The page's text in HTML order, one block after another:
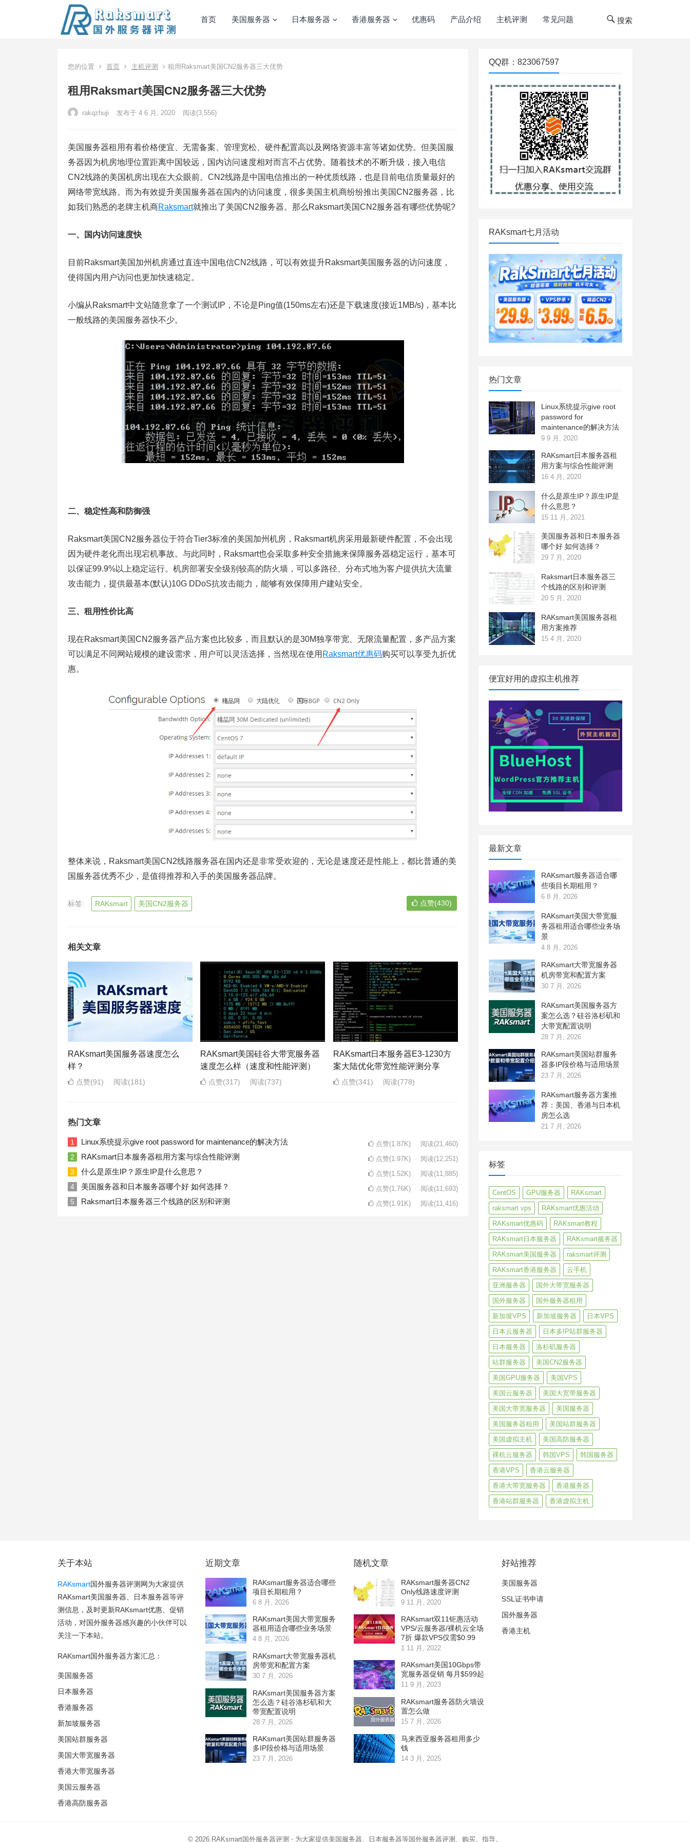
首页 美国服务器 日本服务器 香港服务器 优惠码 产品介绍 主机评测 常见问题 搜索
您的位置 首页 主机评测 租用Raksmart美国CN2服务器三大优势
租用Raksmart美国CN2服务器三大优势
rakqzhuji 发布于 4 6 月, 2020 阅读(3,556)
美国服务器租用有着价格便宜、无需备案、管理宽松、硬件配置高以及网络资源丰富等诸如优势。但美国服
务器因为机房地理位置距离中国较远，国内访问速度相对而言不占优势。随着技术的不断升级，接入电信
CN2线路的美国机房出现在大众眼前。CN2线路是中国电信推出的一种优质线路，也是目前电信质量最好的
网络带宽线路。而为有效提升美国服务器在国内的访问速度，很多美国主机商纷纷推出美国CN2服务器，比
如我们熟悉的老牌主机商Raksmart就推出了美国CN2服务器。那么Raksmart美国CN2服务器有哪些优势呢?
一、国内访问速度快
目前Raksmart美国加州机房通过直连中国电信CN2线路，可以有效提升Raksmart美国服务器的访问速度，
使得国内用户访问也更加快速稳定。
小编从Raksmart中文站随意拿了一个测试IP，不论是Ping值(150ms左右)还是下载速度(接近1MB/s)，基本比
一般线路的美国服务器快不少。
二、稳定性高和防御强
Raksmart美国CN2服务器位于符合Tier3标准的美国加州机房，Raksmart机房采用最新硬件配置，不会出现
因为硬件老化而出现宕机事故。与此同时，Raksmart也会采取多种安全措施来保障服务器稳定运行，基本可
以保证99.9%以上稳定运行。机房部署安全级别较高的防火墙，可以多路径、分布式地为客户提供抗大流量
攻击能力，提供最基本(默认)10G DDoS抗攻击能力，能够有效保障用户建站安全。
三、租用性价比高
现在Raksmart美国CN2服务器产品方案也比较多，而且默认的是30M独享带宽、无限流量配置，多产品方案
可以满足不同网站规模的建设需求，用户可以灵活选择，当然现在使用 Raksmart优惠码购买可以享受九折优
惠。
整体来说，Raksmart美国CN2线路服务器在国内还是非常受欢迎的，无论是速度还是性能上，都比普通的美
国服务器优秀不少，是值得推荐和入手的美国服务器品牌。
标签: RAKsmart 美国CN2服务器 点赞(430)
相关文章
RAKsmart美国服务器速度怎么
样？
点赞(91) 阅读(181)
RAKsmart美国硅谷大带宽服务器
速度怎么样（速度和性能评测）
点赞(317) 阅读(737)
RAKsmart日本服务器E3-1230方
案大陆优化带宽性能评测分享
点赞(341) 阅读(778)
热门文章
1 Linux系统提示give root password for maintenance的解决方法 点赞(1.87K) 阅读(21,460)
2 RAKsmart日本服务器租用方案与综合性能评测 点赞(1.97K) 阅读(12,251)
3 什么是原生IP？原生IP是什么意思？ 点赞(1.52K) 阅读(11,885)
4 美国服务器和日本服务器哪个好 如何选择？ 点赞(1.76K) 阅读(11,693)
5 Raksmart日本服务器三个线路的区别和评测 点赞(1.91K) 阅读(11,416)
QQ群：823067597
RAKsmart七月活动
热门文章
Linux系统提示give root
password for
maintenance的解决方法
9 9 月, 2020
RAKsmart日本服务器租
用方案与综合性能评测
16 4 月, 2020
什么是原生IP？原生IP是
什么意思？
15 11 月, 2021
美国服务器和日本服务器
哪个好 如何选择？
29 7 月, 2020
Raksmart日本服务器三
个线路的区别和评测
20 5 月, 2020
RAKsmart美国服务器租
用方案推荐
15 4 月, 2020
便宜好用的虚拟主机推荐
最新文章
RAKsmart服务器适合哪
些项目长期租用？
6 8 月, 2026
RAKsmart美国大带宽服
务器租用适合哪些业务场
景
4 8 月, 2026
RAKsmart大带宽服务器
机房带宽和配置方案
30 7 月, 2026
RAKsmart美国服务器方
案怎么选？硅谷洛杉矶和
大带宽配置说明
28 7 月, 2026
RAKsmart美国站群服务
器多IP段价格与适用场景
23 7 月, 2026
RAKsmart服务器方案推
荐：美国、香港与日本机
房怎么选
21 7 月, 2026
标签
CentOS GPU服务器
RAKsmart
raksmart vps
RAKsmart优惠活动
RAKsmart优惠码
RAKsmart教程
RAKsmart日本服务器
RAKsmart服务器
RAKsmart美国服务器
raksmart评测
RAKsmart香港服务器
云手机
亚洲服务器
国外大带宽服务器
国外服务器
国外服务器租用
新加坡VPS
新加坡服务器
日本VPS
日本云服务器
日本多IP站群服务器
日本服务器
洛杉矶服务器
站群服务器
美国CN2服务器
美国GPU服务器
美国VPS
美国云服务器
美国大宽带服务器
美国大带宽服务器
美国服务器
美国服务器租用
美国站群服务器
美国虚拟主机
美国高防服务器
裸机云服务器
韩国VPS
韩国服务器
香港VPS
香港云服务器
香港大带宽服务器
香港服务器
香港站群服务器
香港虚拟主机
关于本站
RAKsmart国外服务器评测网为大家提供
RAKsmart美国服务器、日本服务器等评
测信息，及时更新RAKsmart优惠、促销
活动，对国外服务器感兴趣的小伙伴可以
关注一下本站。
RAKsmart国外服务器方案汇总：
美国服务器
日本服务器
香港服务器
新加坡服务器
美国站群服务器
美国大带宽服务器
香港大带宽服务器
美国云服务器
香港高防服务器
近期文章
RAKsmart服务器适合哪些
项目长期租用？
6 8 月, 2026
RAKsmart美国大带宽服务
器租用适合哪些业务场景
4 8 月, 2026
RAKsmart大带宽服务器机
房带宽和配置方案
30 7 月, 2026
RAKsmart美国服务器方案
怎么选？硅谷洛杉矶和大
带宽配置说明
28 7 月, 2026
RAKsmart美国站群服务器
多IP段价格与适用场景
23 7 月, 2026
随机文章
RAKsmart服务器CN2
Only线路速度评测
9 11 月, 2020
RAKsmart双11钜惠活动
VPS/云服务器/裸机云全场
7折 爆款VPS仅需$0.99
1 11 月, 2022
RAKsmart美国10Gbps带
宽服务器促销 每月$599起
11 9 月, 2023
RAKsmart服务器防火墙设
置怎么做
15 7 月, 2026
马来西亚服务器租用多少
钱
14 3 月, 2025
好站推荐
美国服务器
SSL证书申请
国外服务器
香港主机
© 2026 RAKsmart国外服务器评测 - 为大家提供美国服务器、日本服务器等国外服务器评测、购买、指导。